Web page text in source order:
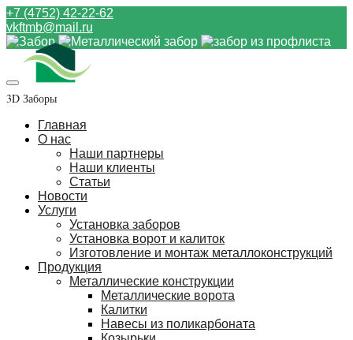
+7 (4752) 42-22-62
vkftmb@mail.ru
3D Заборы
Главная
О нас
Наши партнеры
Наши клиенты
Статьи
Новости
Услуги
Установка заборов
Установка ворот и калиток
Изготовление и монтаж металлоконструкций
Продукция
Металлические конструкции
Металлические ворота
Калитки
Навесы из поликарбоната